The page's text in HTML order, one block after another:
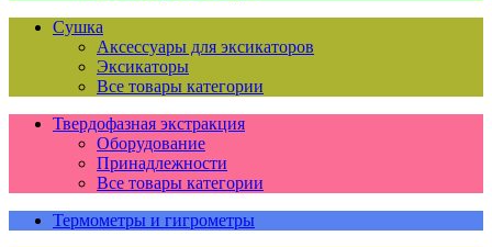
Сушка
Аксессуары для эксикаторов
Эксикаторы
Все товары категории
Твердофазная экстракция
Оборудование
Принадлежности
Все товары категории
Термометры и гигрометры